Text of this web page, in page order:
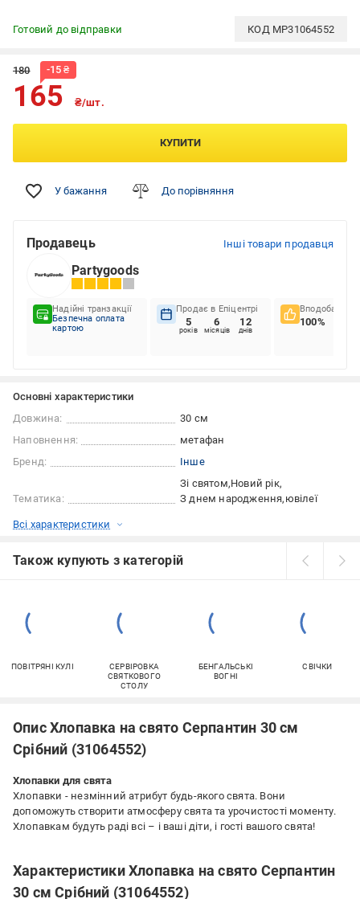
Готовий до відправки КОД MP31064552
180 -15 ₴
165 ₴/шт.
КУПИТИ
У бажання До порівняння
Продавець Інші товари продавця
Partygoods
Надійні транзакції
Безпечна оплата
картою
Продає в Епіцентрі
5
років
6
місяців
12
днів
Вподобання
100%
Основні характеристики
Довжина:
30 см
Наповнення:
метафан
Бренд:
Інше
Тематика:
Зі святом Новий рік
З днем народження ювілеї
Всі характеристики
Також купують з категорій
ПОВІТРЯНІ КУЛІ
СЕРВІРОВКА
СВЯТКОВОГО
СТОЛУ
БЕНГАЛЬСЬКІ
ВОГНІ
СВІЧКИ
Опис Хлопавка на свято Серпантин 30 см
Срібний (31064552)
Хлопавки для свята
Хлопавки - незмінний атрибут будь-якого свята. Вони
допоможуть створити атмосферу свята та урочистості моменту.
Хлопавкам будуть раді всі – і ваші діти, і гості вашого свята!
Характеристики Хлопавка на свято Серпантин
30 см Срібний (31064552)